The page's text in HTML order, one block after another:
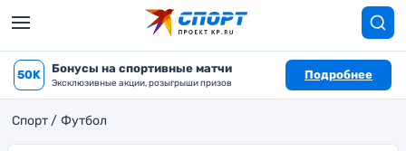
50K Бонусы на спортивные матчи
Эксклюзивные акции, розыгрыши призов
Подробнее
Спорт Футбол